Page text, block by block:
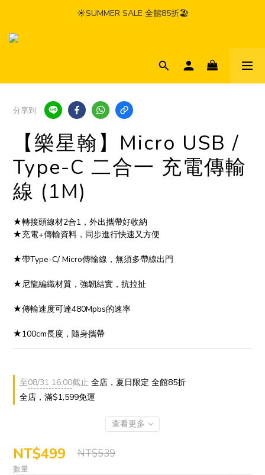
☀️SUMMER SALE 全館85折🏖️
分享到
【樂星翰】Micro USB /
Type-C 二合一 充電傳輸
線 (1M)
★轉接頭線材2合1，外出攜帶好收納
★充電+傳輸資料，同步進行快速又方便
★帶Type-C/ Micro傳輸線，無須多帶線出門
★尼龍編織材質，強韌結實，抗拉扯
★傳輸速度可達480Mpbs的速率
★100cm長度，隨身攜帶
至08/31 16:00截止 全店，夏日限定 全館85折
全店，滿$1,599免運
查看更多
NT$499 NT$539
數量